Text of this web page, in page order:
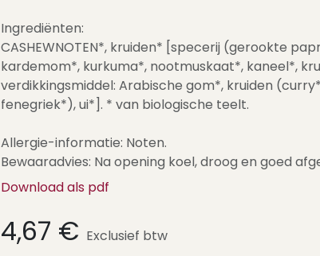
Ingrediënten:
CASHEWNOTEN*, kruiden* [specerij (gerookte
kardemom*, kurkuma*, nootmuskaat*, kaneel*,
verdikkingsmiddel: Arabische gom*, kruiden
fenegriek*), ui*]. * van biologische teelt.
Allergie-informatie: Noten.
Bewaaradvies: Na opening koel, droog en goed
Download als pdf
4,67 € Exclusief btw